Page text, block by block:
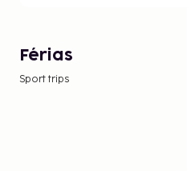
Férias
Sport trips